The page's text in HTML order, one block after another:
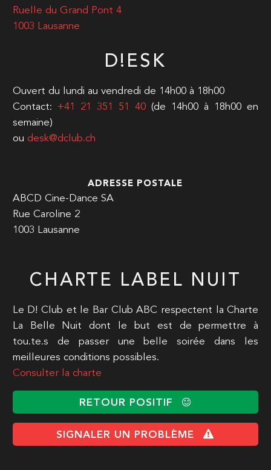
Ruelle du Grand Pont 4
1003 Lausanne
D!ESK
Ouvert du lundi au vendredi de 14h00 à 18h00
Contact: +41 21 351 51 40 (de 14h00 à 18h00 en
semaine)
ou desk@dclub.ch
ADRESSE POSTALE
ABCD Cine-Dance SA
Rue Caroline 2
1003 Lausanne
CHARTE LABEL NUIT
Le D! Club et le Bar Club ABC respectent la Charte
La Belle Nuit dont le but est de permettre à
tou.te.s de passer une belle soirée dans les
meilleures conditions possibles.
Consulter la charte
RETOUR POSITIF
SIGNALER UN PROBLÈME